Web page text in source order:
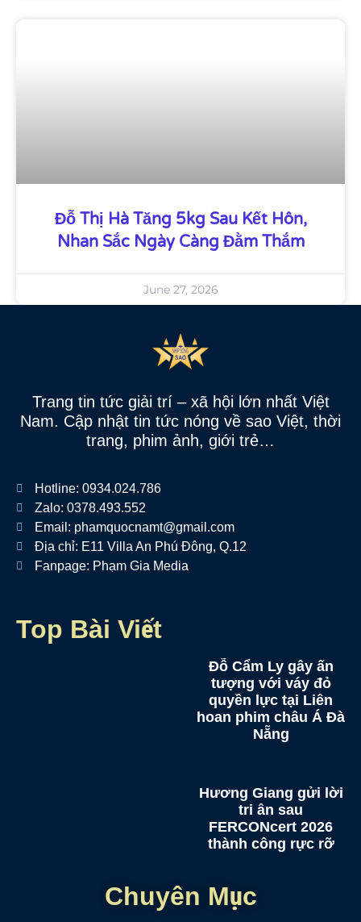
Đỗ Thị Hà Tăng 5kg Sau Kết Hôn,
Nhan Sắc Ngày Càng Đằm Thắm
June 27, 2026
Trang tin tức giải trí – xã hội lớn nhất Việt
Nam. Cập nhật tin tức nóng về sao Việt, thời
trang, phim ảnh, giới trẻ…
Hotline: 0934.024.786
Zalo: 0378.493.552
Email: phamquocnamt@gmail.com
Địa chỉ: E11 Villa An Phú Đông, Q.12
Fanpage: Phạm Gia Media
Top Bài Viết
Đỗ Cẩm Ly gây ấn
tượng với váy đỏ
quyền lực tại Liên
hoan phim châu Á Đà
Nẵng
Hương Giang gửi lời
tri ân sau
FERCONcert 2026
thành công rực rỡ
Chuyên Mục